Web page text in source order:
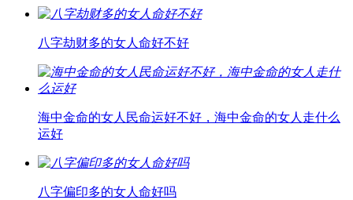
八字劫财多的女人命好不好
海中金命的女人民命运好不好，海中金命的女人走什么
运好
八字偏印多的女人命好吗